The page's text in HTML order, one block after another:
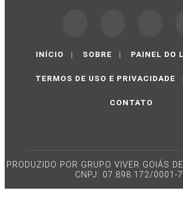
INÍCIO | SOBRE | PAINEL DO
TERMOS DE USO E PRIVACIDADE
CONTATO
PRODUZIDO POR GRUPO VIVER GOIÁS
CNPJ: 07.898.172/0001-